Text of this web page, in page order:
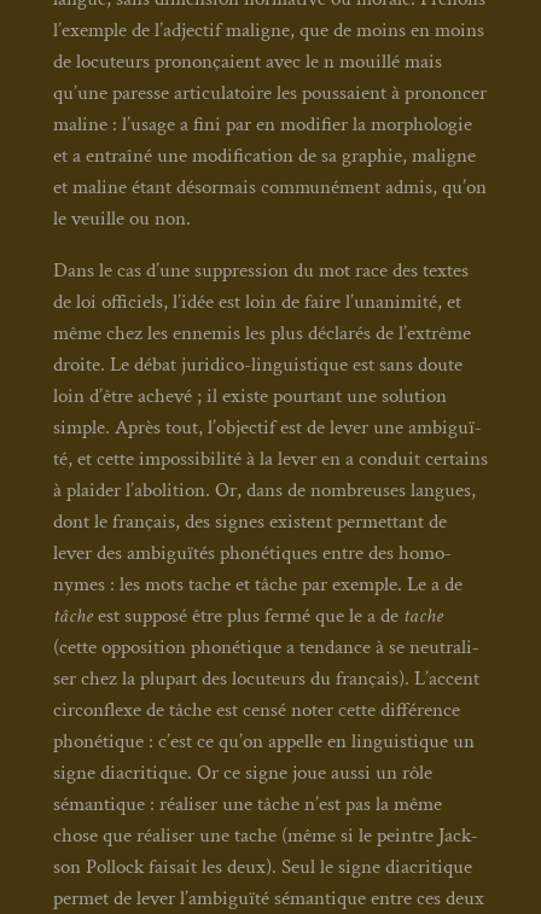
l’exemple de l’adjectif maligne, que de moins en moins
de locu­teurs pro­non­çaient avec le n mouillé mais
qu’une paresse arti­cu­la­toire les pous­saient à pro­non­cer
maline : l’usage a fini par en modi­fier la mor­pho­lo­gie
et a entraî­né une modi­fi­ca­tion de sa gra­phie, maligne
et maline étant désor­mais com­mu­né­ment admis, qu’on
le veuille ou non.
Dans le cas d’une sup­pres­sion du mot race des textes
de loi offi­ciels, l’idée est loin de faire l’unanimité, et
même chez les enne­mis les plus décla­rés de l’extrême
droite. Le débat juri­di­co-lin­guis­tique est sans doute
loin d’être ache­vé ; il existe pour­tant une solu­tion
simple. Après tout, l’objectif est de lever une ambi­guï­
té, et cette impos­si­bi­li­té à la lever en a conduit cer­tains
à plai­der l’abolition. Or, dans de nom­breuses langues,
dont le fran­çais, des signes existent per­met­tant de
lever des ambi­guï­tés pho­né­tiques entre des homo­
nymes : les mots tache et tâche par exemple. Le a de
tâcheest sup­po­sé être plus fer­mé que le a de tache
(cette oppo­si­tion pho­né­tique a ten­dance à se neu­tra­li­
ser chez la plu­part des locu­teurs du fran­çais). L’accent
cir­con­flexe de tâche est cen­sé noter cette dif­fé­rence
pho­né­tique : c’est ce qu’on appelle en lin­guis­tique un
signe dia­cri­tique. Or ce signe joue aus­si un rôle
séman­tique : réa­li­ser une tâche n’est pas la même
chose que réa­li­ser une tache (même si le peintre Jack­
son Pol­lock fai­sait les deux). Seul le signe dia­cri­tique
per­met de lever l’ambiguïté séman­tique entre ces deux